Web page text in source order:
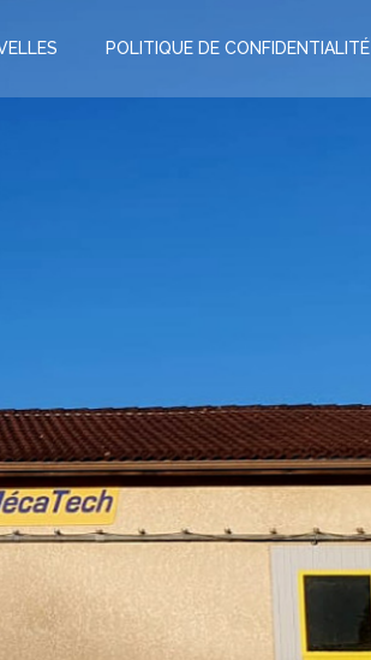
POLITIQUE DE CONFIDENTIALITÉ